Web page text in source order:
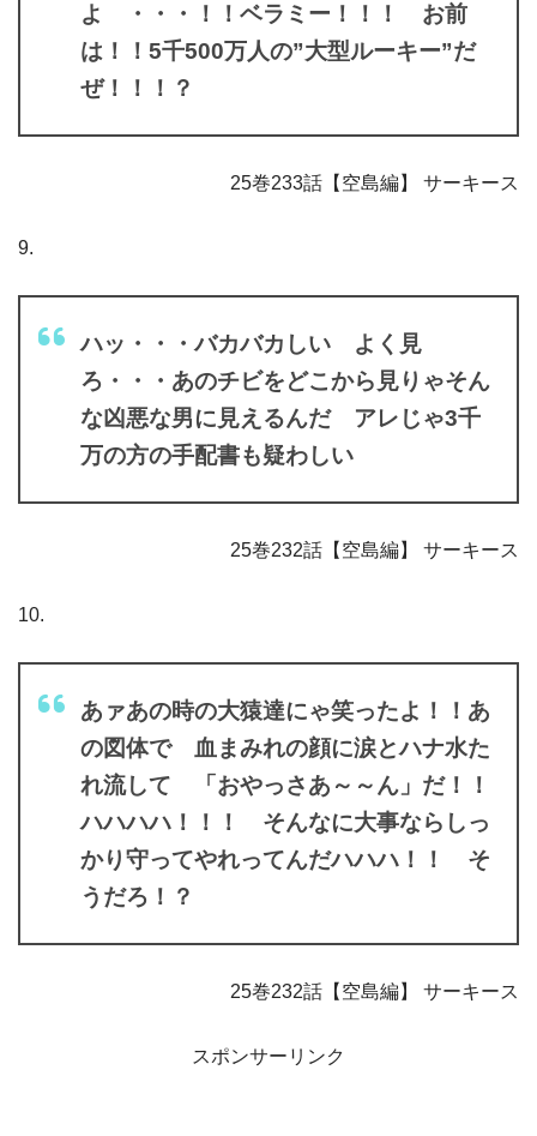
よ ・・・！！ベラミー！！！ お前
は！！5千500万人の”大型ルーキー”だ
ぜ！！！？
25巻233話【空島編】 サーキース
9.
ハッ・・・バカバカしい よく見
ろ・・・あのチビをどこから見りゃそん
な凶悪な男に見えるんだ アレじゃ3千
万の方の手配書も疑わしい
25巻232話【空島編】 サーキース
10.
あァあの時の大猿達にゃ笑ったよ！！あ
の図体で 血まみれの顔に涙とハナ水た
れ流して 「おやっさあ～～ん」だ！！
ハハハハ！！！ そんなに大事ならしっ
かり守ってやれってんだハハハ！！ そ
うだろ！？
25巻232話【空島編】 サーキース
スポンサーリンク